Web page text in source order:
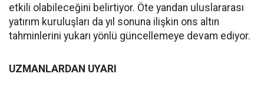
etkili olabileceğini belirtiyor. Öte yandan uluslararası
yatırım kuruluşları da yıl sonuna ilişkin ons altın
tahminlerini yukarı yönlü güncellemeye devam ediyor.
UZMANLARDAN UYARI